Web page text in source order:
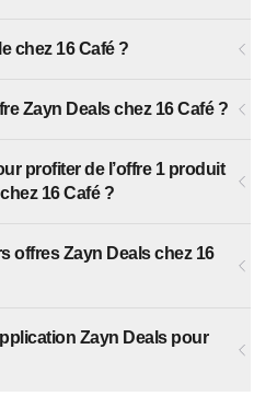
chez 16 Café ?
Zayn Deals chez 16 Café ?
profiter de l’offre 1 produit
16 Café ?
offres Zayn Deals chez 16
Zayn Deals pour